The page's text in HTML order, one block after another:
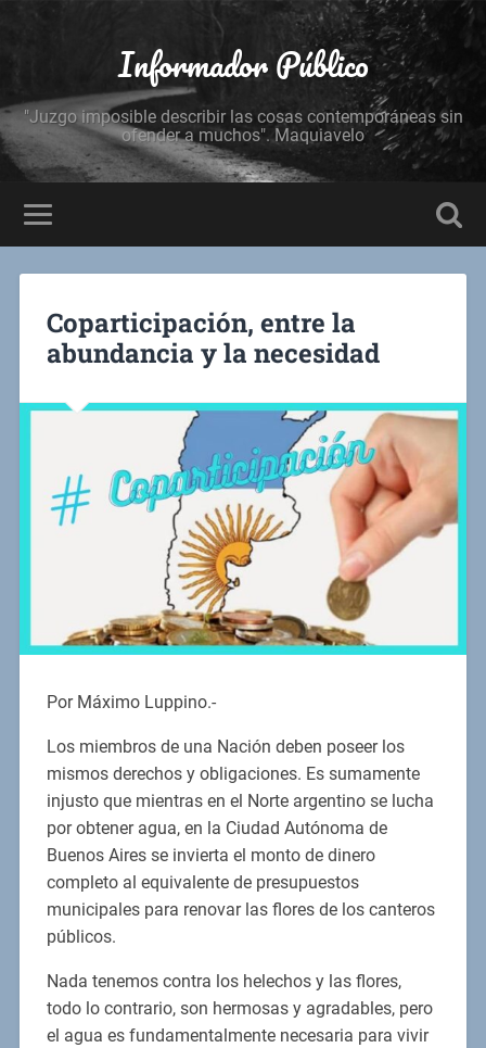
Informador Público
"Juzgo imposible describir las cosas contemporáneas sin
ofender a muchos". Maquiavelo
Coparticipación, entre la
abundancia y la necesidad
Por Máximo Luppino.-
Los miembros de una Nación deben poseer los
mismos derechos y obligaciones. Es sumamente
injusto que mientras en el Norte argentino se lucha
por obtener agua, en la Ciudad Autónoma de
Buenos Aires se invierta el monto de dinero
completo al equivalente de presupuestos
municipales para renovar las flores de los canteros
públicos.
Nada tenemos contra los helechos y las flores,
todo lo contrario, son hermosas y agradables, pero
el agua es fundamentalmente necesaria para vivir